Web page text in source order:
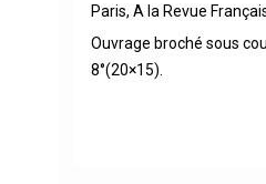
Paris, A la Revue
Ouvrage broché sous
8°(20×15).